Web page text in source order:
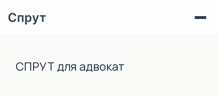
сутиСПРУТ для адвокат
Спрут